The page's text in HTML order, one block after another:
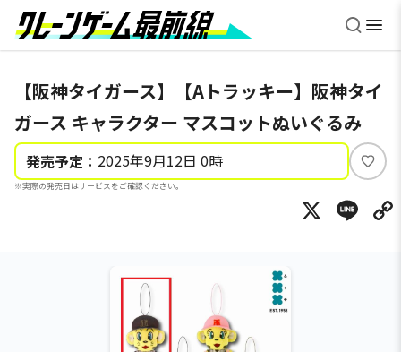
【阪神タイガース】【Aトラッキー】阪神タイ
ガース キャラクター マスコットぬいぐるみ
発売予定： 2025年9月12日 0時
※実際の発売日はサービスをご確認ください。
い
ね
X